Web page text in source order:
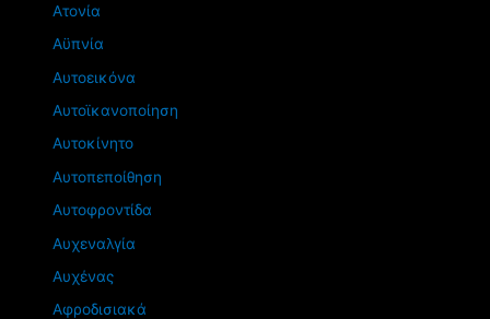
Ατονία
Αϋπνία
Αυτοεικόνα
Αυτοϊκανοποίηση
Αυτοκίνητο
Αυτοπεποίθηση
Αυτοφροντίδα
Αυχεναλγία
Αυχένας
Αφροδισιακά